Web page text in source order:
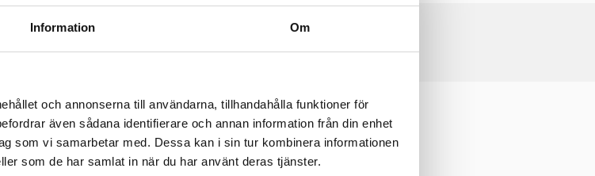
Information Om
och annonserna till användarna, tillhandahålla funktioner för
även sådana identifierare och annan information från din enhet
som vi samarbetar med. Dessa kan i sin tur kombinera informationen
som de har samlat in när du har använt deras tjänster.
och bedömning (PDB)